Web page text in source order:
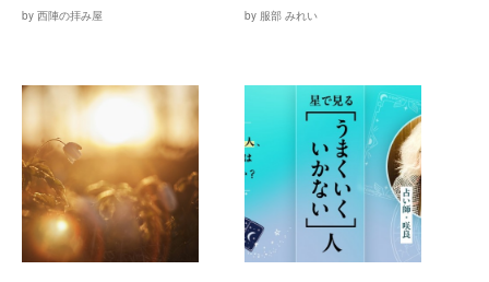
by 西陣の拝み屋 by 服部 みれい